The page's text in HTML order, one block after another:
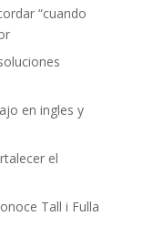
“cuando
en ingles y
el
Tall i Fulla